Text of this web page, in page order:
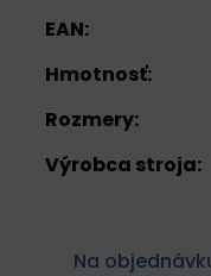
EAN:
Hmotnosť:
Rozmery:
Výrobca stroja:
Na